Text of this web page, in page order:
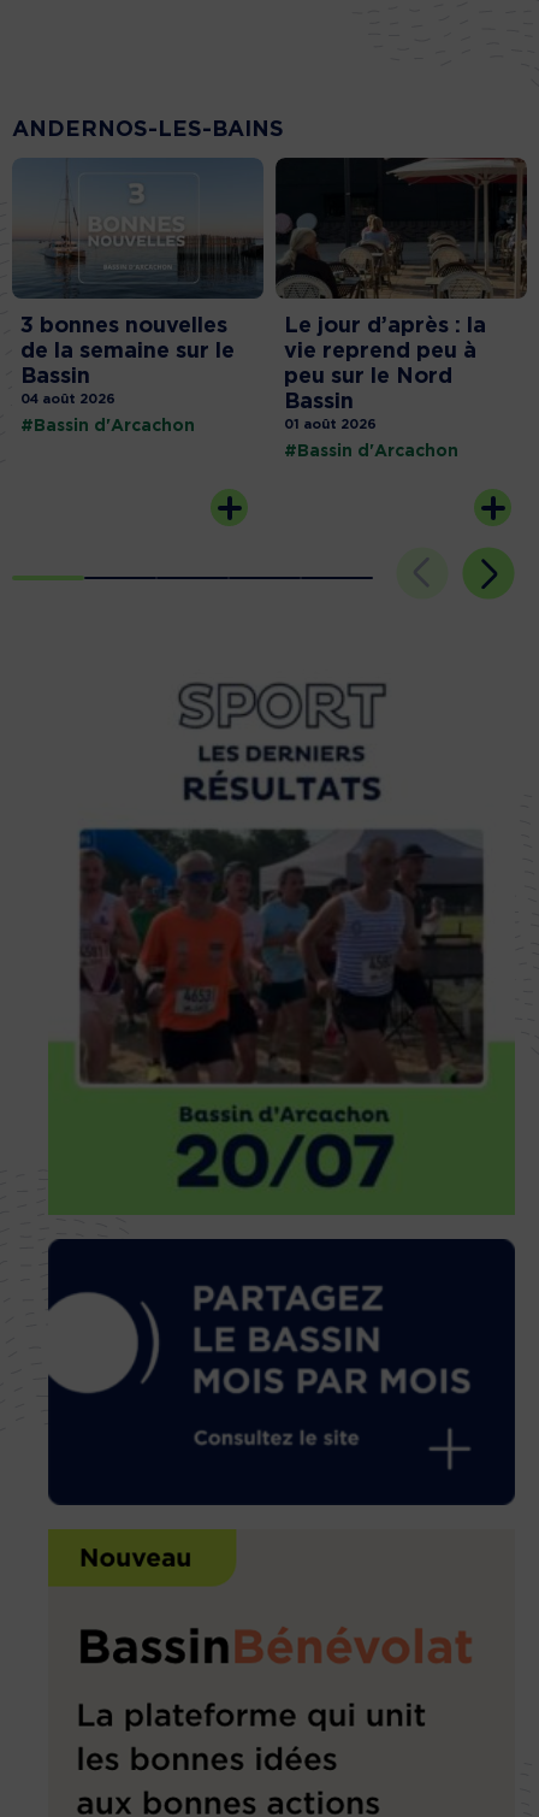
ANDERNOS-LES-BAINS
3 bonnes nouvelles
de la semaine sur le
Bassin
04 août 2026
#Bassin d'Arcachon
Le jour d’après : la
vie reprend peu à
peu sur le Nord
Bassin
01 août 2026
#Bassin d'Arcachon